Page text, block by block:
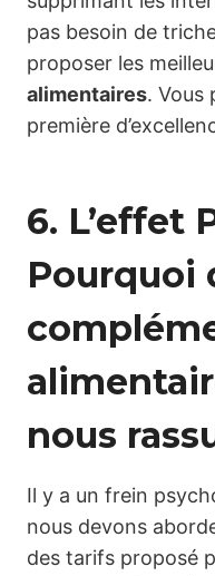
pas besoin de
proposer les
alimentaires. Vous
première
6. L’effet
Pourquoi
nous
Il y a un frein
nous devons
des tarifs proposé